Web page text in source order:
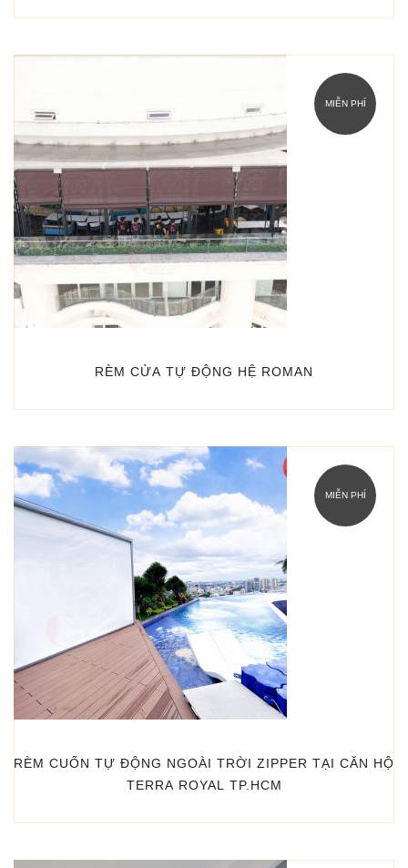
MIỄN PHÍ
RÈM CỬA TỰ ĐỘNG HỆ ROMAN
MIỄN PHÍ
RÈM CUỐN TỰ ĐỘNG NGOÀI TRỜI ZIPPER TẠI CĂN HỘ
TERRA ROYAL TP.HCM